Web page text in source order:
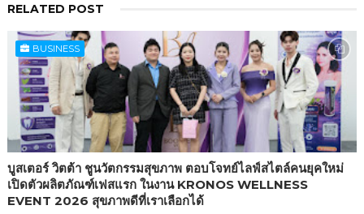
RELATED POST
BUSINESS
บูสเตอร์ วิตต้า ชูนวัตกรรมสุขภาพ ตอบโจทย์ไลฟ์สไตล์คนยุคใหม่
เปิดตัวผลิตภัณฑ์เฟสแรก ในงาน KRONOS WELLNESS
EVENT 2026 สุขภาพดีที่เราเลือกได้